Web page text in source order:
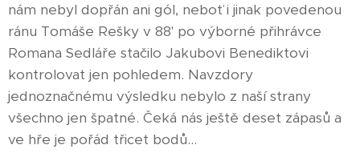
nám nebyl dopřán ani gól, neboť i jinak povedenou
ránu Tomáše Rešky v 88' po výborné přihrávce
Romana Sedláře stačilo Jakubovi Benediktovi
kontrolovat jen pohledem. Navzdory
jednoznačnému výsledku nebylo z naší strany
všechno jen špatné. Čeká nás ještě deset zápasů a
ve hře je pořád třicet bodů...